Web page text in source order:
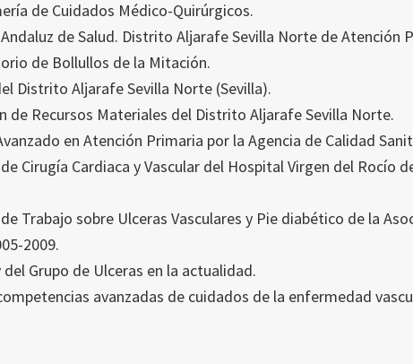
de Cuidados Médico-Quirúrgicos.
de Salud. Distrito Aljarafe Sevilla Norte de Atención
de Bollullos de la Mitación.
Distrito Aljarafe Sevilla Norte (Sevilla).
de Recursos Materiales del Distrito Aljarafe Sevilla Norte.
en Atención Primaria por la Agencia de Calidad
Cirugía Cardiaca y Vascular del Hospital Virgen del Rocío
Trabajo sobre Ulceras Vasculares y Pie diabético de la
2009.
Grupo de Ulceras en la actualidad.
avanzadas de cuidados de la enfermedad